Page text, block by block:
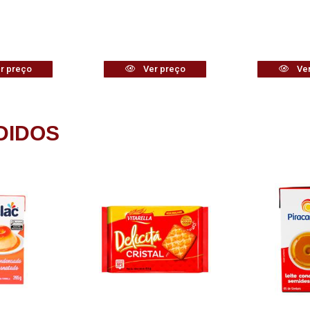
preço Ver preço